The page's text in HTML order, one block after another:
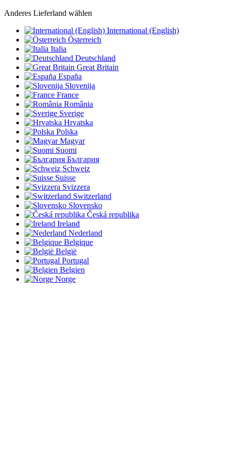
Anderes Lieferland wählen
International (English)
Österreich
Italia
Deutschland
Great Britain
España
Slovenija
France
România
Sverige
Hrvatska
Polska
Magyar
Suomi
България
Schweiz
Suisse
Svizzera
Switzerland
Slovensko
Česká republika
Ireland
Nederland
Belgique
België
Portugal
Belgien
Norge